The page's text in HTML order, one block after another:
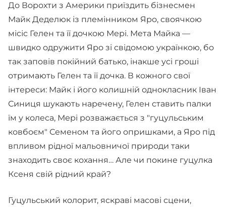
До Ворохти з Америки приїздить бізнесмен
Майк Деделюк із племінником Яро, своячкою
місіс Гелен та її дочкою Мері. Мета Майка —
швидко одружити Яро зі свідомою українкою, бо
так заповів покійний батько, інакше усі гроші
отримають Гелен та її дочка. В кожного свої
інтереси: Майк і його колишній однокласник Іван
Синиця шукають наречену, Гелен ставить палки
їм у колеса, Мері розважається з "гуцульським
ковбоєм" Семеном та його опришками, а Яро під
впливом рідної мальовничої природи таки
знаходить своє кохання… Але чи покине гуцулка
Ксеня свій рідний край?
Гуцульський колорит, яскраві масові сцени,